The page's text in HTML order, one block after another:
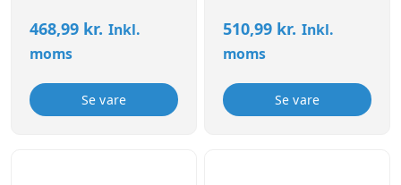
tilbehør og smådele.
468,99 kr. Inkl.
moms
Se vare
tilbehør og smådele.
510,99 kr. Inkl.
moms
Se vare